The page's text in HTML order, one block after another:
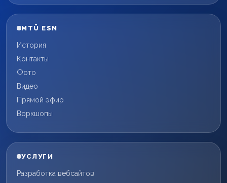
MTÜ ESN
История
Контакты
Фото
Видео
Прямой эфир
Воркшопы
УСЛУГИ
Разработка вебсайтов